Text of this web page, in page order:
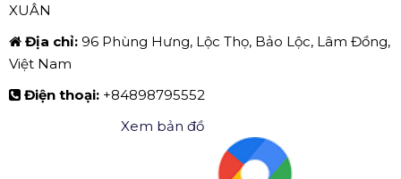
XUÂN
Địa chỉ: 96 Phùng Hưng, Lộc Thọ, Bảo Lộc, Lâm Đồng,
Việt Nam
Điện thoại: +84898795552
Xem bản đồ